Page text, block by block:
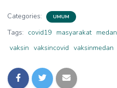
Categories: UMUM
Tags: covid19 masyarakat medan
vaksin vaksincovid vaksinmedan